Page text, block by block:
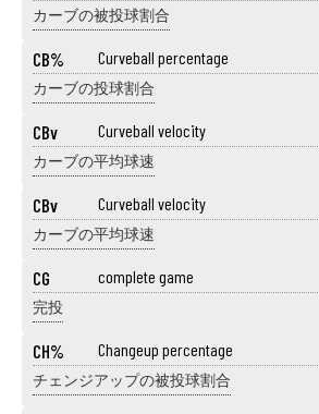
カーブの被投球割合
CB% Curveball percentage
カーブの投球割合
CBv Curveball velocity
カーブの平均球速
CBv Curveball velocity
カーブの平均球速
CG complete game
完投
CH% Changeup percentage
チェンジアップの被投球割合